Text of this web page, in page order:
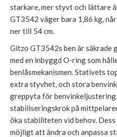
starkare, mer styvt och lättare
GT3542 väger bara 1,86 kg,
ner till 54 cm.
Gitzo GT3542s ben är säkrade
med en inbyggd O-ring som
benlåsmekanismen. Stativets
extra styvhet, och stora
greppyta för
stabiliseringskrok på
öka stabiliteten vid behov.
möjligt att ändra och anpassa